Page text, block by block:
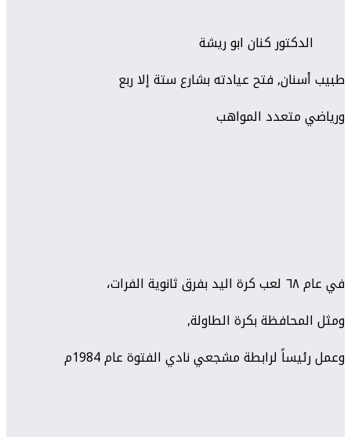
الدكتور كنان ابو ريشة
طبيب أسنان, فتح عيادته بشارع ستة إلا ربع
ورياضي متعدد المواهب
في عام ٦٨ لعب كرة اليد بفرق ثانوية الفرات،
ومثل المحافظة بكرة الطاولة,
وعمل رئيساً لرابطة مشجعي نادي الفتوة عام 1984م